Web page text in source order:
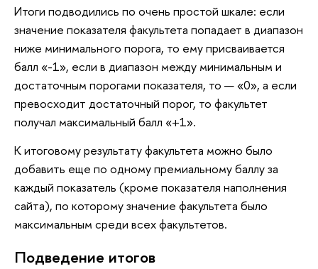
Итоги подводились по очень простой шкале: если
значение показателя факультета попадает в диапазон
ниже минимального порога, то ему присваивается
балл «-1», если в диапазон между минимальным и
достаточным порогами показателя, то — «0», а если
превосходит достаточный порог, то факультет
получал максимальный балл «+1».
К итоговому результату факультета можно было
добавить еще по одному премиальному баллу за
каждый показатель (кроме показателя наполнения
сайта), по которому значение факультета было
максимальным среди всех факультетов.
Подведение итогов